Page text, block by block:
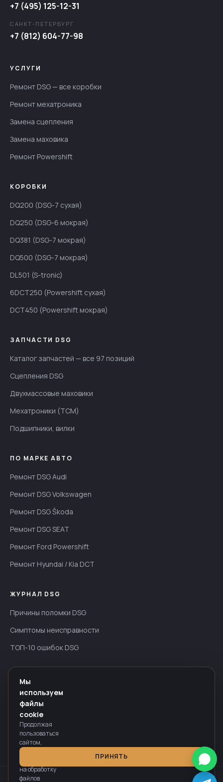
+7 (495) 125-12-31
САНКТ-ПЕТЕРБУРГ
+7 (812) 604-77-98
УСЛУГИ
Ремонт DSG — все коробки
Ремонт мехатроника
Замена сцепления
Замена маховика
Ремонт Powershift
КОРОБКИ
DQ200 (DSG-7 сухая)
DQ250 (DSG-6 мокрая)
DQ381 (DSG-7 мокрая)
DQ500 (DSG-7 мокрая)
DL501 (S-tronic)
6DCT250 (Powershift сухая)
DCT450 (Powershift мокрая)
ЗАПЧАСТИ DSG
Каталог запчастей — все 97 позиций
Сцепления DSG
Двухмассовые маховики
Мехатроники (TCM)
Подшипники, вилки
ПО МАРКЕ АВТО
Ремонт DSG Audi
Ремонт DSG Volkswagen
Ремонт DSG Škoda
Ремонт DSG SEAT
Ремонт Ford Powershift
Ремонт Hyundai / Kia DCT
ЖУРНАЛ DSG
Причины поломки DSG
Симптомы неисправности
ТОП-10 ошибок DSG
ИНФОРМАЦИЯ
Гарантия — до 24 мес
Оплата
Политика конфиденциальности
Мы
используем
файлы
cookie
Продолжая
пользоваться
сайтом,
вы
на обработку
файлов
ПРИНЯТЬ